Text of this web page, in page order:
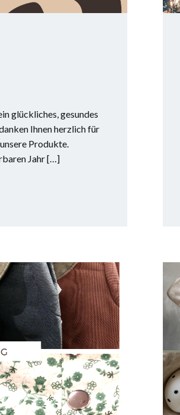
glückliches, gesundes
Ihnen herzlich für
Produkte.
Jahr […]